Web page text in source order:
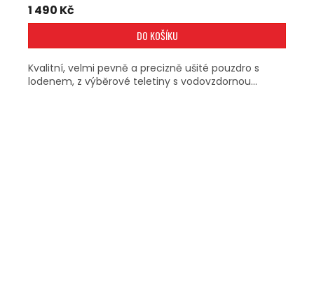
1 490 Kč
DO KOŠÍKU
Kvalitní, velmi pevně a precizně ušité pouzdro s
lodenem, z výběrové teletiny s vodovzdornou...